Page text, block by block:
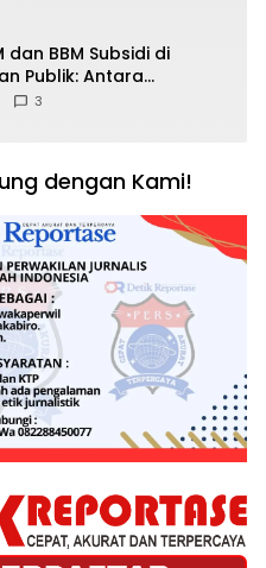
dan BBM Subsidi di
Publik: Antara
Hak Konsumen,
3
dengan Kami!